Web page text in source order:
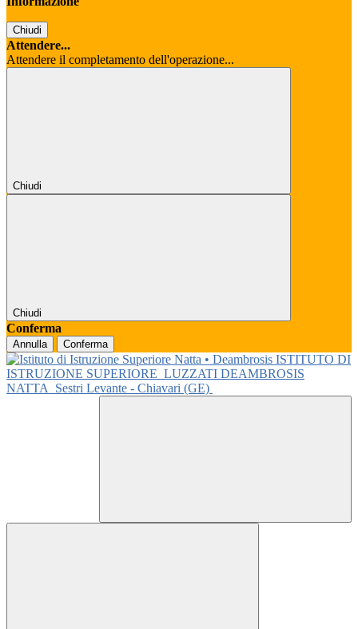
Chiudi
Attendere...
Attendere il completamento dell'operazione...
Chiudi
Chiudi
Conferma
Annulla Conferma
ISTITUTO DI
ISTRUZIONE SUPERIORE LUZZATI DEAMBROSIS
NATTA
Sestri Levante - Chiavari (GE)